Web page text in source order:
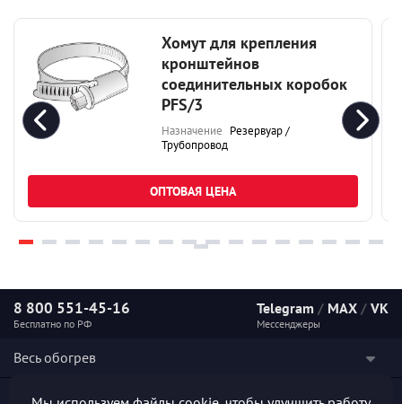
Хомут для крепления
кронштейнов
соединительных коробок
PFS/3
Назначение Резервуар /
Трубопровод
ОПТОВАЯ ЦЕНА
8 800 551-45-16
Бесплатно по РФ
Telegram / MAX / VK
Мессенджеры
Весь обогрев
Наши услуги